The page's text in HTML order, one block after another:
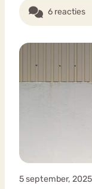
6 reacties
5 september, 2025